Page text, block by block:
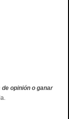
opinión o ganar